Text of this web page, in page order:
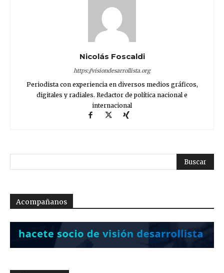
Nicolás Foscaldi
https://visiondesarrollista.org
Periodista con experiencia en diversos medios gráficos,
digitales y radiales. Redactor de política nacional e
internacional
Acompañanos